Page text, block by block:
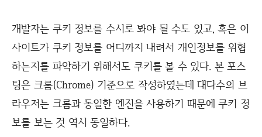
개발자는 쿠키 정보를 수시로 봐야 될 수도 있고, 혹은 이
사이트가 쿠키 정보를 어디까지 내려서 개인정보를 위협
하는지를 파악하기 위해서도 쿠키를 볼 수 있다. 본 포스
팅은 크롬(Chrome) 기준으로 작성하였는데 대다수의 브
라우저는 크롬과 동일한 엔진을 사용하기 때문에 쿠키 정
보를 보는 것 역시 동일하다.